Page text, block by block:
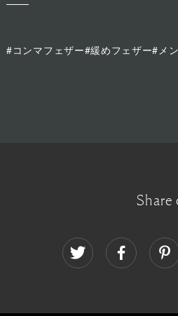
#コンマフェザー#緩めフェザー#メ
Share